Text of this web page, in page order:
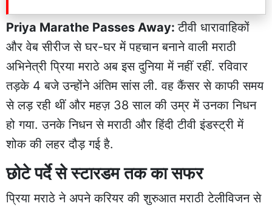
Priya Marathe Passes Away:टीवी धारावाहिकों
और वेब सीरीज से घर-घर में पहचान बनाने वाली मराठी
अभिनेत्री प्रिया मराठे अब इस दुनिया में नहीं रहीं. रविवार
तड़के 4 बजे उन्होंने अंतिम सांस ली. वह कैंसर से काफी समय
से लड़ रही थीं और महज़ 38 साल की उम्र में उनका निधन
हो गया. उनके निधन से मराठी और हिंदी टीवी इंडस्ट्री में
शोक की लहर दौड़ गई है.
छोटे पर्दे से स्टारडम तक का सफर
प्रिया मराठे ने अपने करियर की शुरुआत मराठी टेलीविजन से